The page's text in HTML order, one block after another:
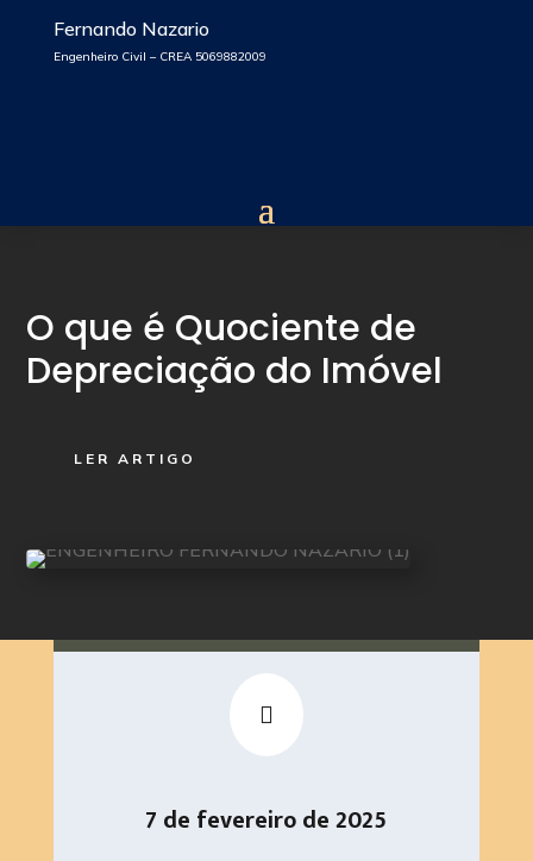
Fernando Nazario
Engenheiro Civil – CREA 5069882009
O que é Quociente de
Depreciação do Imóvel
LER ARTIGO

7 de fevereiro de 2025